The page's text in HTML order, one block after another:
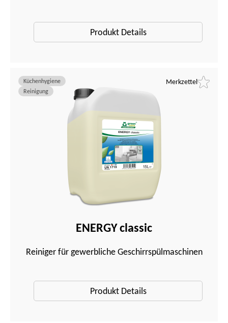
Produkt Details
Merkzettel
ENERGY classic
Reiniger für gewerbliche Geschirrspülmaschinen
Küchenhygiene
Reinigung
Produkt Details